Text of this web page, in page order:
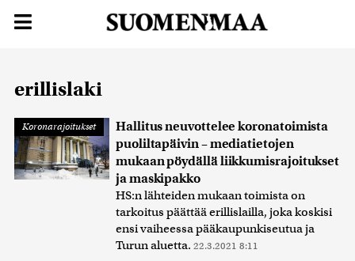
erillislaki
Koronarajoitukset
Hallitus neuvottelee koronatoimista
puoliltapäivin – mediatietojen
mukaan pöydällä liikkumisrajoitukset
ja maskipakko
HS:n lähteiden mukaan toimista on
tarkoitus päättää erillislailla, joka koskisi
ensi vaiheessa pääkaupunkiseutua ja
Turun aluetta. 22.3.2021 8:11